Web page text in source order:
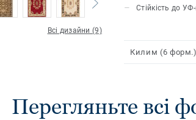
Всі дизайни (9)
Стійкість до
Килим (6 форм.)
Перегляньте всі